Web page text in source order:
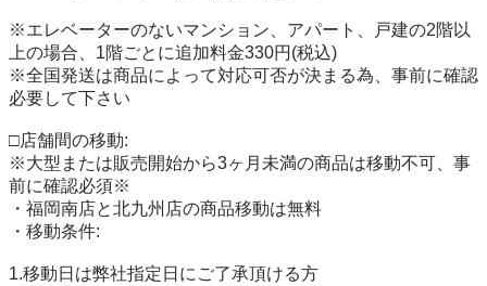
※エレベーターのないマンション、アパート、戸建の2階以
上の場合、1階ごとに追加料金330円(税込)
※全国発送は商品によって対応可否が決まる為、事前に確認
必要して下さい
□店舗間の移動:
※大型または販売開始から3ヶ月未満の商品は移動不可、事
前に確認必須※
・福岡南店と北九州店の商品移動は無料
・移動条件:
1.移動日は弊社指定日にご了承頂ける方